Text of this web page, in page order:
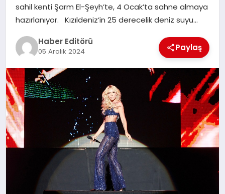
sahil kenti Şarm El-Şeyh’te, 4 Ocak’ta sahne almaya
hazırlanıyor. Kızıldeniz’in 25 derecelik deniz suyu…
Haber Editörü
05 Aralık 2024 Paylaş